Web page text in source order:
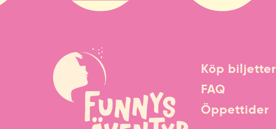
Köp biljetter
FAQ
Öppettider